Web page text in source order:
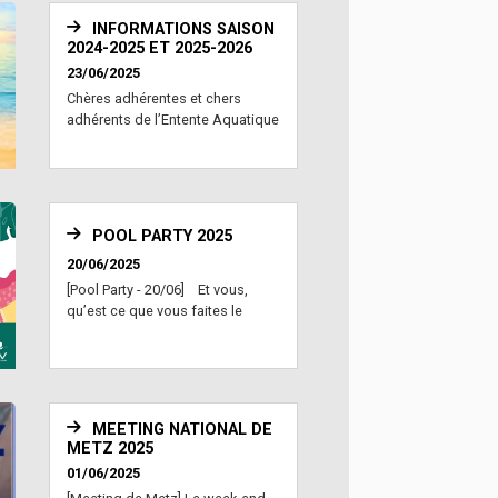
INFORMATIONS SAISON
2024-2025 ET 2025-2026
23/06/2025
Chères adhérentes et chers
adhérents de l’Entente Aquatique
POOL PARTY 2025
20/06/2025
[Pool Party - 20/06] Et vous,
qu’est ce que vous faites le
MEETING NATIONAL DE
METZ 2025
01/06/2025